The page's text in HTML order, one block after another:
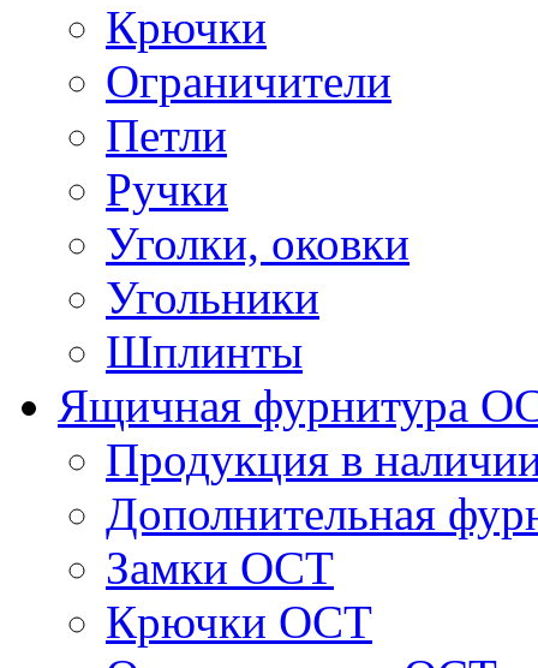
Крючки
Ограничители
Петли
Ручки
Уголки, оковки
Угольники
Шплинты
Ящичная фурнитура
Продукция в
Дополнительная
Замки ОСТ
Крючки ОСТ